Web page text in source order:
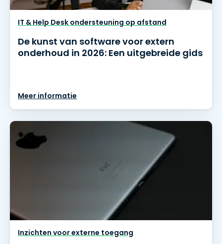
IT & Help Desk ondersteuning op afstand
De kunst van software voor extern
onderhoud in 2026: Een uitgebreide gids
Meer informatie
Inzichten voor externe toegang